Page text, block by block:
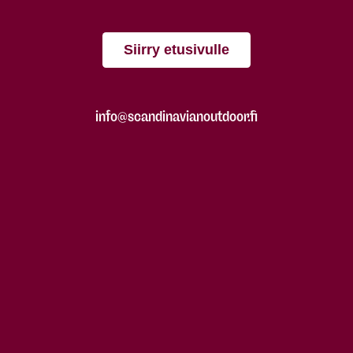
Siirry etusivulle
info@scandinavianoutdoor.fi